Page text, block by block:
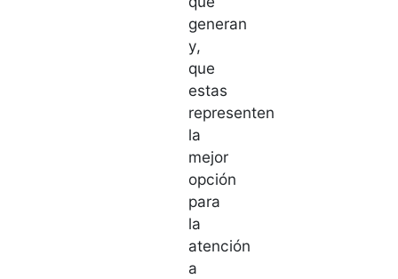
generan
y,
que
estas
representen
la
mejor
opción
para
la
atención
a